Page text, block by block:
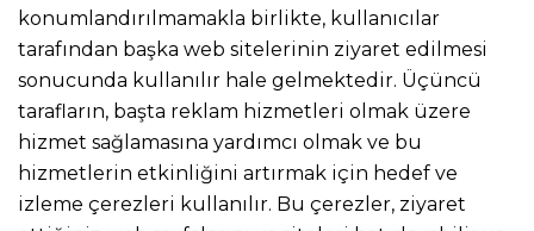
konumlandırılmamakla birlikte, kullanıcılar
tarafından başka web sitelerinin ziyaret edilmesi
sonucunda kullanılır hale gelmektedir. Üçüncü
tarafların, başta reklam hizmetleri olmak üzere
hizmet sağlamasına yardımcı olmak ve bu
hizmetlerin etkinliğini artırmak için hedef ve
izleme çerezleri kullanılır. Bu çerezler, ziyaret